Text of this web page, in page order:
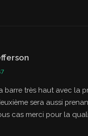
barre très haut avec la
sera aussi
cas merci pour la